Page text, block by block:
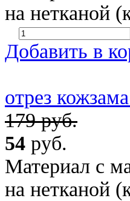
на нетканой
Добавить в
отрез
179 руб.
54 руб.
Материал с
на нетканой